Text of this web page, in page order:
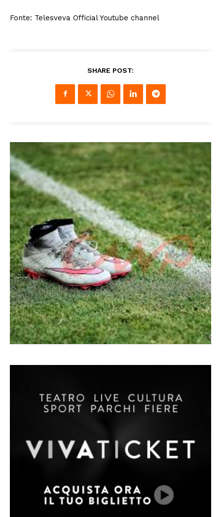
Fonte: Telesveva Official Youtube channel
SHARE POST: